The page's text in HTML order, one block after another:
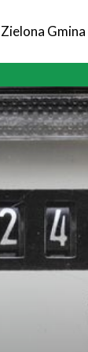
Zielona Gmina